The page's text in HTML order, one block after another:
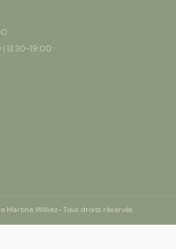
13:30-19:00
Martine Williez- Tous droits réservés